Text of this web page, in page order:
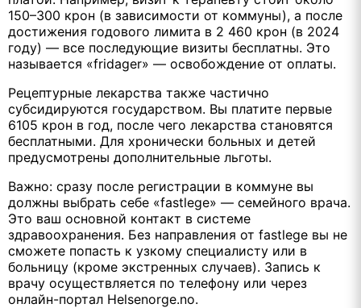
150–300 крон (в зависимости от коммуны), а после
достижения годового лимита в 2 460 крон (в 2024
году) — все последующие визиты бесплатны. Это
называется «fridager» — освобождение от оплаты.
Рецептурные лекарства также частично
субсидируются государством. Вы платите первые
6105 крон в год, после чего лекарства становятся
бесплатными. Для хронически больных и детей
предусмотрены дополнительные льготы.
Важно: сразу после регистрации в коммуне вы
должны выбрать себе «fastlege» — семейного врача.
Это ваш основной контакт в системе
здравоохранения. Без направления от fastlege вы не
сможете попасть к узкому специалисту или в
больницу (кроме экстренных случаев). Запись к
врачу осуществляется по телефону или через
онлайн-портал Helsenorge.no.